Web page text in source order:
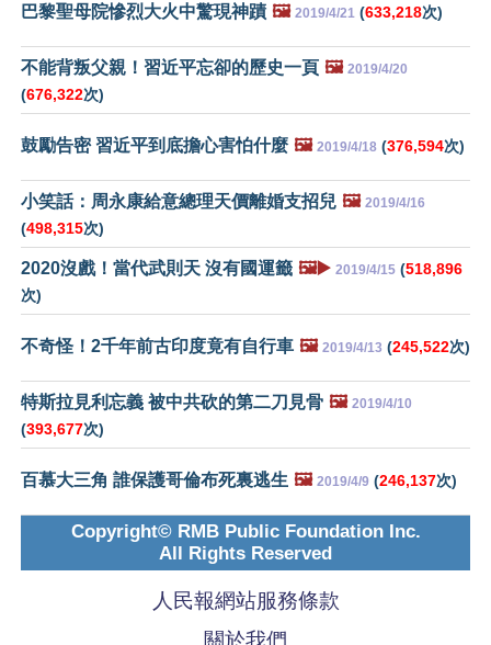
巴黎聖母院慘烈大火中驚現神蹟 🖼️ 2019/4/21 (633,218次)
不能背叛父親！習近平忘卻的歷史一頁 🖼️ 2019/4/20
(676,322次)
鼓勵告密 習近平到底擔心害怕什麼 🖼️ 2019/4/18 (376,594次)
小笑話：周永康給意總理天價離婚支招兒 🖼️ 2019/4/16
(498,315次)
2020沒戲！當代武則天 沒有國運籤 🖼️▶️ 2019/4/15 (518,896
次)
不奇怪！2千年前古印度竟有自行車 🖼️ 2019/4/13 (245,522次)
特斯拉見利忘義 被中共砍的第二刀見骨 🖼️ 2019/4/10
(393,677次)
百慕大三角 誰保護哥倫布死裏逃生 🖼️ 2019/4/9 (246,137次)
Copyright© RMB Public Foundation Inc.
All Rights Reserved
人民報網站服務條款
關於我們